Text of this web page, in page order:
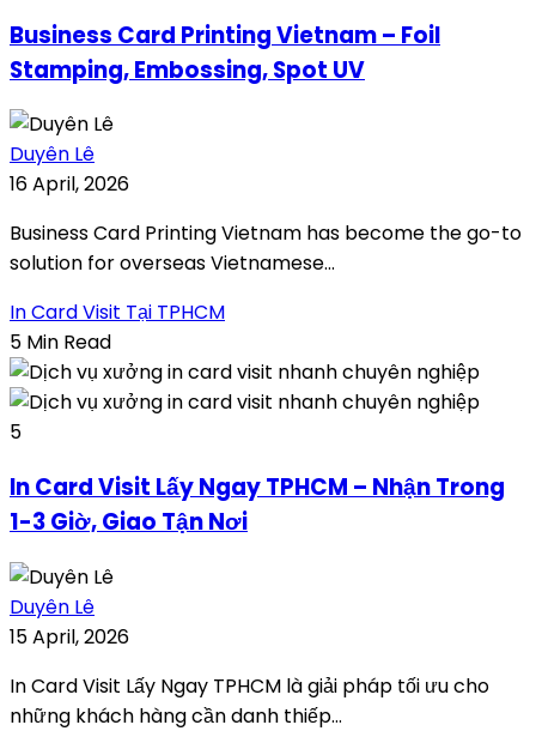
Business Card Printing Vietnam – Foil
Stamping, Embossing, Spot UV
Duyên Lê
16 April, 2026
Business Card Printing Vietnam has become the go-to
solution for overseas Vietnamese...
In Card Visit Tại TPHCM
5 Min Read
5
In Card Visit Lấy Ngay TPHCM – Nhận Trong
1-3 Giờ, Giao Tận Nơi
Duyên Lê
15 April, 2026
In Card Visit Lấy Ngay TPHCM là giải pháp tối ưu cho
những khách hàng cần danh thiếp...